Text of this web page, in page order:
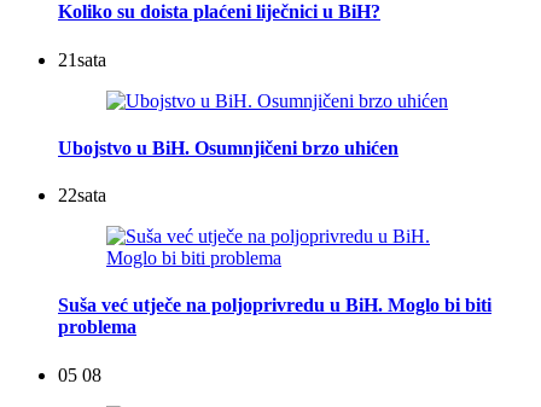
Koliko su doista plaćeni liječnici u BiH?
21sata
Ubojstvo u BiH. Osumnjičeni brzo uhićen
22sata
Suša već utječe na poljoprivredu u BiH. Moglo bi biti
problema
05 08